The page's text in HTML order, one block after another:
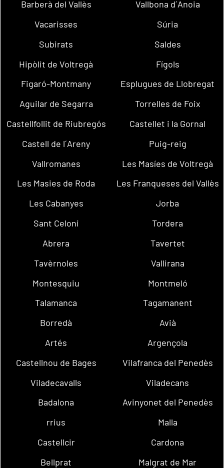
Barberà del Vallès
Vallbona d´Anoia
Vacarisses
Súria
Subirats
Saldes
Hipòlit de Voltregà
Fígols
Figaró-Montmany
Esplugues de Llobregat
Aguilar de Segarra
Torrelles de Foix
Castellfollit de Riubregós
Castellet i la Gornal
Castell de l´Areny
Puig-reig
Vallromanes
Les Masíes de Voltregà
Les Masies de Roda
Les Franqueses del Vallès
Les Cabanyes
Jorba
Sant Celoni
Tordera
Abrera
Tavertet
Tavèrnoles
Vallirana
Montesquiu
Montmeló
Talamanca
Tagamanent
Borredà
Avià
Artés
Argençola
Castellnou de Bages
Vilafranca del Penedès
Viladecavalls
Viladecans
Badalona
Avinyonet del Penedès
rrius
Malla
Castellcir
Cardona
Bellprat
Malgrat de Mar